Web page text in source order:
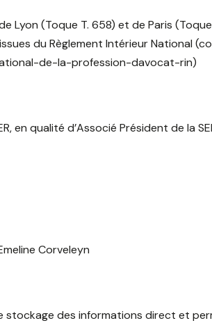
Lyon (Toque T. 658) et de Paris
du Règlement Intérieur National
de-la-profession-davocat-rin)
en qualité d’Associé Président de la
Corveleyn
des informations direct et